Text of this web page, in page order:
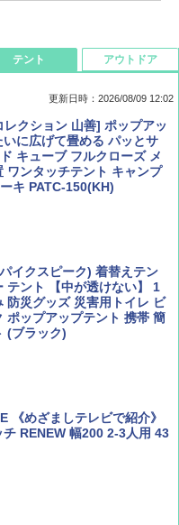
2026年 9 月号【特別付録:
旅"財布 ランダム2種】
ー・ウォーズ
ロッパ
地球の歩き方A ヨーロッ
テント
更新日時：2026/08/09 12:02
クション 山善] ポップアッ
に広げて畳める パッとサ
キューブ フルクローズ メ
ワンタッチテント キャンプ
キ PATC-150(KH)
イクスピーク) 着替えテン
テント 【中が透けない】 1
防災グッズ 災害用トイレ ビ
ポップアップテント 携帯 簡
(ブラック)
《めざましテレビで紹介》
チ RENEW 幅200 2-3人用 43
アウトドア